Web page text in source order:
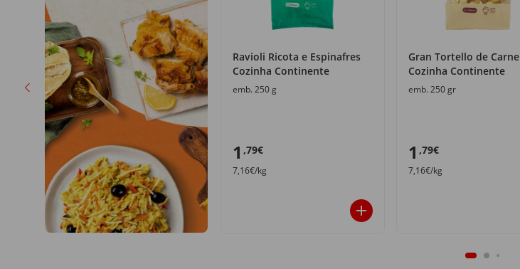
Ravioli Ricota e Espinafres
Cozinha Continente
emb. 250 g
1 ,79€
7,16€/kg
Gran Tortello de Carne
Cozinha Continente
emb. 250 gr
1 ,79€
7,16€/kg